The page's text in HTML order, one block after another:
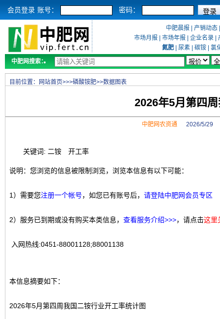
会员登录 账号： 密码：
中肥晨报 产销动态
市场月报
市场年报 企业名录
氮肥
尿素 碳铵
氯
中肥网搜索：
目前位置： 网站首页>>>磷酸铵肥>>数据图表
2026年5月第四
中肥网农资通 2026/5/29
关键词: 二铵 开工率
说明：您浏览的信息被限制浏览，浏览本信息有以下可能：
1）需要您注册一个帐号，如您已有账号后， 请登陆中肥网会员专区
2）服务已到期或没有购买本类信息， 查看服务介绍>>>，请点击这里
入网热线:0451-88001128;88001138
本信息摘要如下：
2026年5月第四周我国二铵行业开工率统计图